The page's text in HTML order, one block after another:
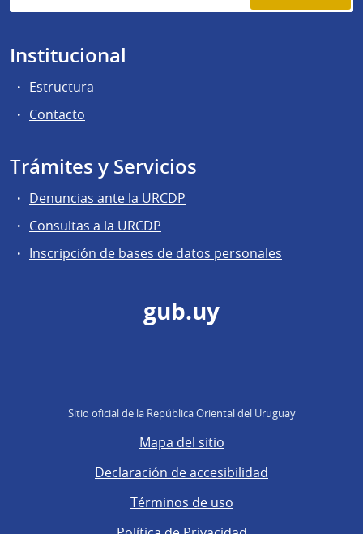
Institucional
Estructura
Contacto
Trámites y Servicios
Denuncias ante la URCDP
Consultas a la URCDP
Inscripción de bases de datos personales
gub.uy
Sitio oficial de la República Oriental del Uruguay
Mapa del sitio
Declaración de accesibilidad
Términos de uso